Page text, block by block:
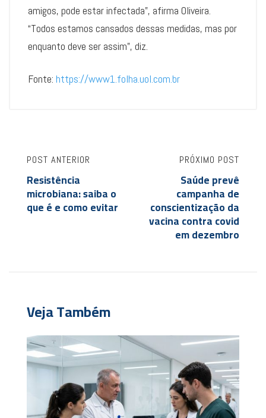
amigos, pode estar infectada”, afirma Oliveira.
“Todos estamos cansados dessas medidas, mas por
enquanto deve ser assim”, diz.
Fonte: https://www1.folha.uol.com.br
POST ANTERIOR
Resistência
microbiana: saiba o
que é e como evitar
PRÓXIMO POST
Saúde prevê
campanha de
conscientização da
vacina contra covid
em dezembro
Veja Também